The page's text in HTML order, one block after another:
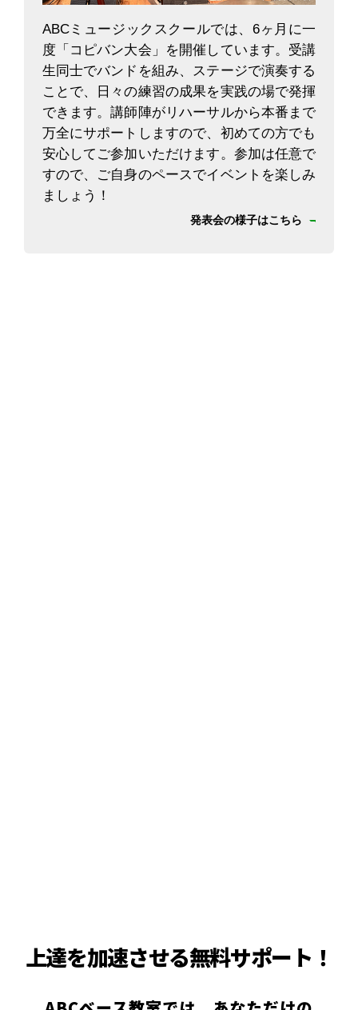
ABCミュージックスクールでは、6ヶ月に一
度「コピバン大会」を開催しています。受講
生同士でバンドを組み、ステージで演奏する
ことで、日々の練習の成果を実践の場で発揮
できます。講師陣がリハーサルから本番まで
万全にサポートしますので、初めての方でも
安心してご参加いただけます。参加は任意で
すので、ご自身のペースでイベントを楽しみ
ましょう！
発表会の様子はこちら
上達を加速させる無料サポート！